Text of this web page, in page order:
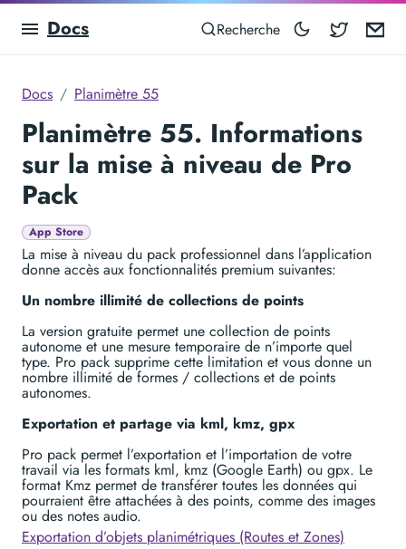
Docs Recherche
Docs Planimètre 55
Planimètre 55. Informations
sur la mise à niveau de Pro
Pack
App Store
La mise à niveau du pack professionnel dans l’application
donne accès aux fonctionnalités premium suivantes:
Un nombre illimité de collections de points
La version gratuite permet une collection de points
autonome et une mesure temporaire de n’importe quel
type. Pro pack supprime cette limitation et vous donne un
nombre illimité de formes / collections et de points
autonomes.
Exportation et partage via kml, kmz, gpx
Pro pack permet l’exportation et l’importation de votre
travail via les formats kml, kmz (Google Earth) ou gpx. Le
format Kmz permet de transférer toutes les données qui
pourraient être attachées à des points, comme des images
ou des notes audio.
Exportation d’objets planimétriques (Routes et Zones)